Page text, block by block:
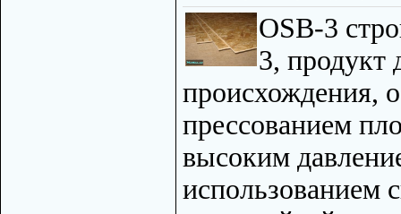
OSB-3
3, продукт
происхождения,
прессованием
высоким
использованием